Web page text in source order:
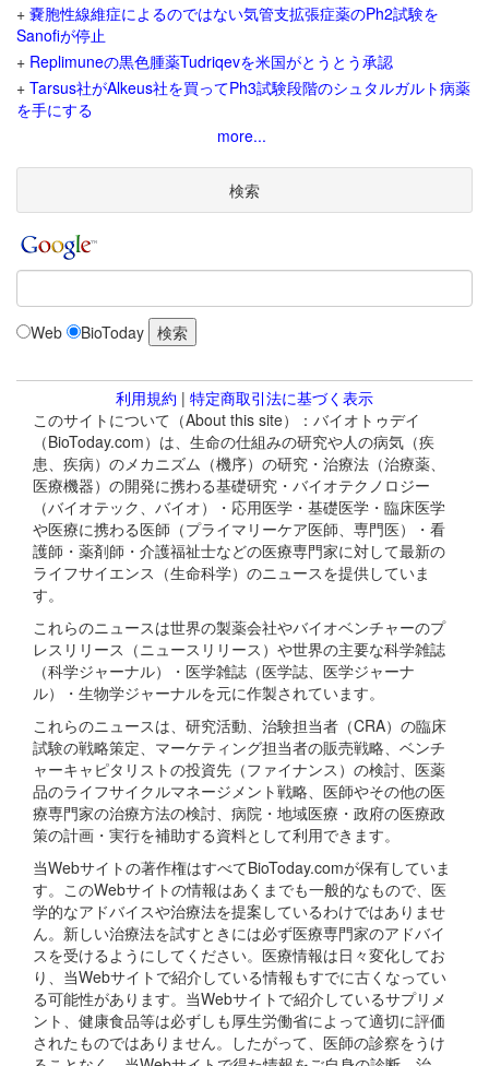
+ 嚢胞性線維症によるのではない気管支拡張症薬のPh2試験を
Sanofiが停止
+ Replimuneの黒色腫薬Tudriqevを米国がとうとう承認
+ Tarsus社がAlkeus社を買ってPh3試験段階のシュタルガルト病薬
を手にする
more...
検索
Web BioToday
利用規約 | 特定商取引法に基づく表示
このサイトについて（About this site）：バイオトゥデイ
（BioToday.com）は、生命の仕組みの研究や人の病気（疾
患、疾病）のメカニズム（機序）の研究・治療法（治療薬、
医療機器）の開発に携わる基礎研究・バイオテクノロジー
（バイオテック、バイオ）・応用医学・基礎医学・臨床医学
や医療に携わる医師（プライマリーケア医師、専門医）・看
護師・薬剤師・介護福祉士などの医療専門家に対して最新の
ライフサイエンス（生命科学）のニュースを提供していま
す。
これらのニュースは世界の製薬会社やバイオベンチャーのプ
レスリリース（ニュースリリース）や世界の主要な科学雑誌
（科学ジャーナル）・医学雑誌（医学誌、医学ジャーナ
ル）・生物学ジャーナルを元に作製されています。
これらのニュースは、研究活動、治験担当者（CRA）の臨床
試験の戦略策定、マーケティング担当者の販売戦略、ベンチ
ャーキャピタリストの投資先（ファイナンス）の検討、医薬
品のライフサイクルマネージメント戦略、医師やその他の医
療専門家の治療方法の検討、病院・地域医療・政府の医療政
策の計画・実行を補助する資料として利用できます。
当Webサイトの著作権はすべてBioToday.comが保有していま
す。このWebサイトの情報はあくまでも一般的なもので、医
学的なアドバイスや治療法を提案しているわけではありませ
ん。新しい治療法を試すときには必ず医療専門家のアドバイ
スを受けるようにしてください。医療情報は日々変化してお
り、当Webサイトで紹介している情報もすでに古くなってい
る可能性があります。当Webサイトで紹介しているサプリメ
ント、健康食品等は必ずしも厚生労働省によって適切に評価
されたものではありません。したがって、医師の診察をうけ